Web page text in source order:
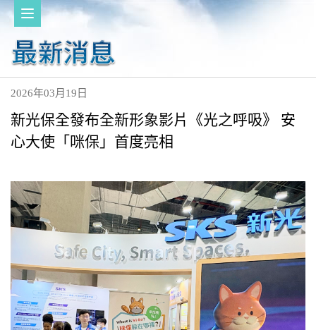
2026年03月19日
新光保全發布全新形象影片《光之呼吸》 安
心大使「咪保」首度亮相